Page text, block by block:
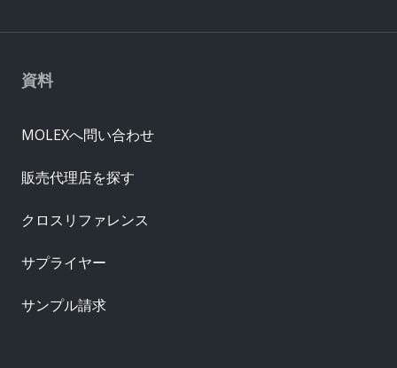
資料
MOLEXへ問い合わせ
販売代理店を探す
クロスリファレンス
サプライヤー
サンプル請求